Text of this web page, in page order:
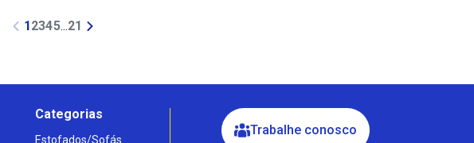
12345...21
Categorias
Estofados/Sofás
Trabalhe conosco